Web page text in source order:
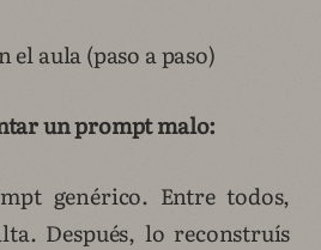
el aula (paso a paso)
un prompt malo:
genérico. Entre todos,
Después, lo reconstruís